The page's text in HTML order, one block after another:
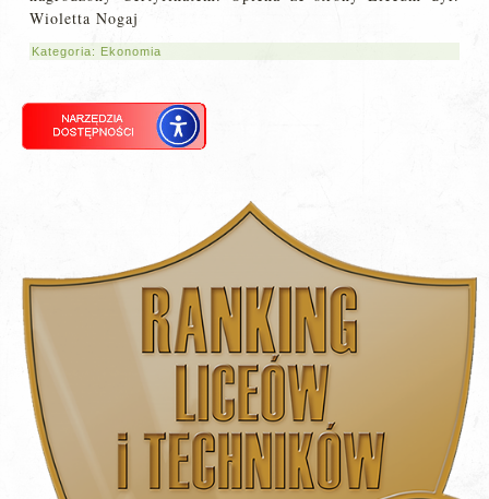
Wioletta Nogaj
Kategoria: Ekonomia